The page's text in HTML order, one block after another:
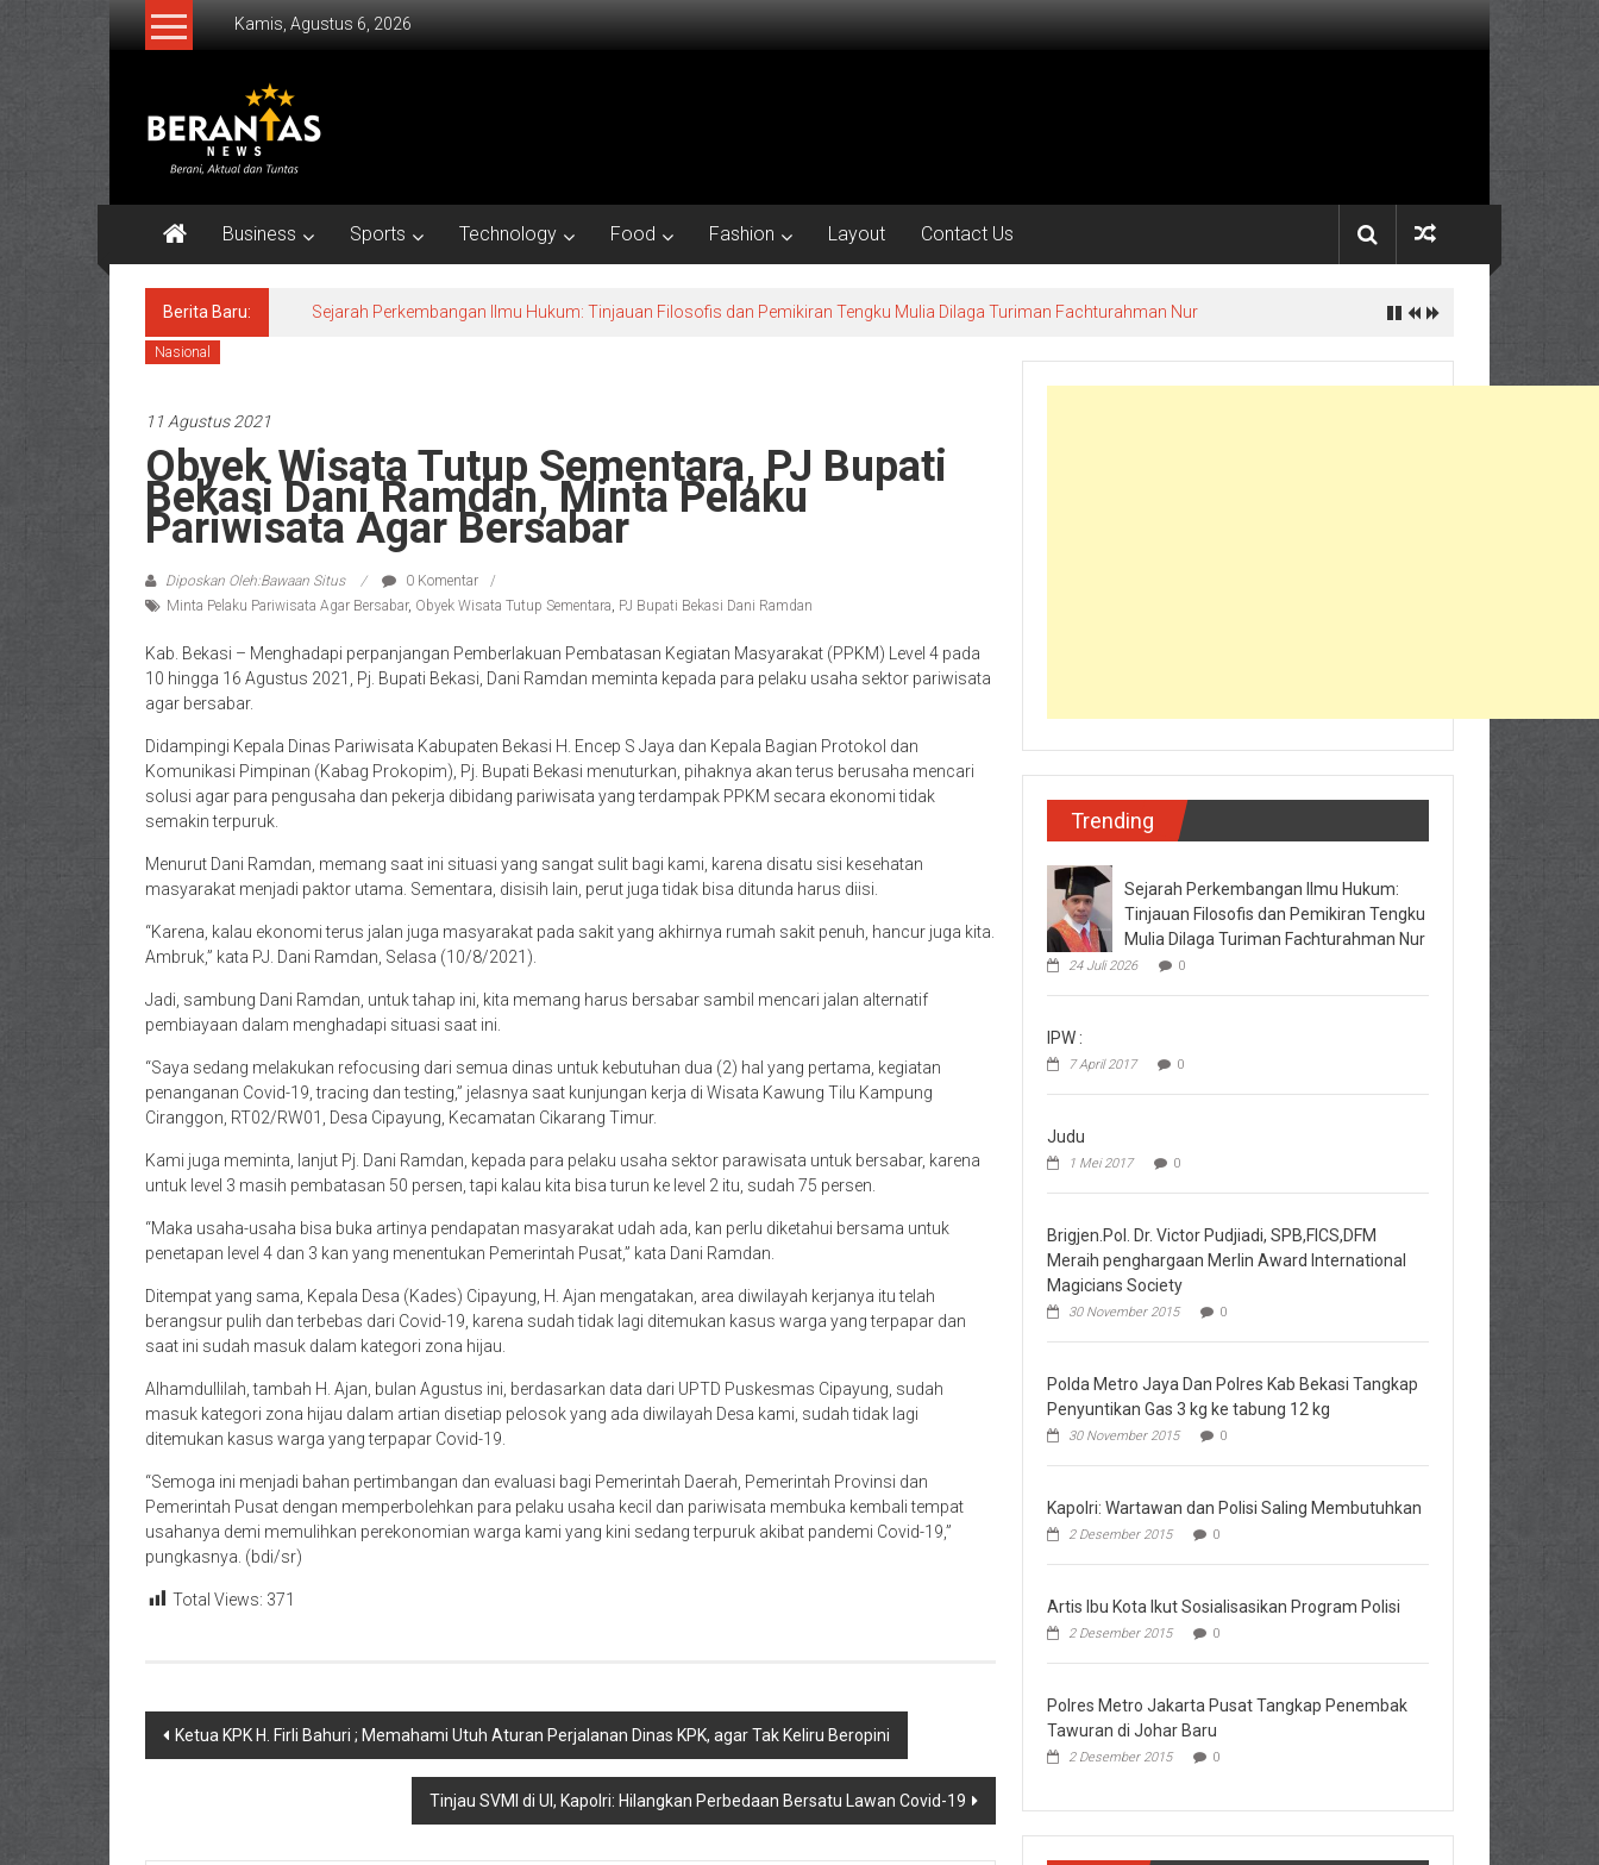
Lompat
Kamis, Agustus 6, 2026
BERANTAS
NEWS
Tuntas.
Business Sports Technology Food Fashion Layout Contact Us
Berita Baru: Sejarah Perkembangan Ilmu Hukum: Tinjauan Filosofis dan Pemikiran Tengku Mulia Dilaga Turiman Fachturahman Nur
Nasional
11 Agustus 2021
Obyek Wisata Tutup Sementara, PJ Bupati
Bekasi Dani Ramdan, Minta Pelaku
Pariwisata Agar Bersabar
Diposkan Oleh:Bawaan Situs
0 Komentar
Minta Pelaku Pariwisata Agar Bersabar, Obyek Wisata Tutup Sementara, PJ Bupati Bekasi Dani Ramdan
Kab. Bekasi – Menghadapi perpanjangan Pemberlakuan Pembatasan Kegiatan Masyarakat (PPKM) Level 4 pada
10 hingga 16 Agustus 2021, Pj. Bupati Bekasi, Dani Ramdan meminta kepada para pelaku usaha sektor pariwisata
agar bersabar.
Didampingi Kepala Dinas Pariwisata Kabupaten Bekasi H. Encep S Jaya dan Kepala Bagian Protokol dan
Komunikasi Pimpinan (Kabag Prokopim), Pj. Bupati Bekasi menuturkan, pihaknya akan terus berusaha mencari
solusi agar para pengusaha dan pekerja dibidang pariwisata yang terdampak PPKM secara ekonomi tidak
semakin terpuruk.
Menurut Dani Ramdan, memang saat ini situasi yang sangat sulit bagi kami, karena disatu sisi kesehatan
masyarakat menjadi paktor utama. Sementara, disisih lain, perut juga tidak bisa ditunda harus diisi.
“Karena, kalau ekonomi terus jalan juga masyarakat pada sakit yang akhirnya rumah sakit penuh, hancur juga kita.
Ambruk,” kata PJ. Dani Ramdan, Selasa (10/8/2021).
Jadi, sambung Dani Ramdan, untuk tahap ini, kita memang harus bersabar sambil mencari jalan alternatif
pembiayaan dalam menghadapi situasi saat ini.
“Saya sedang melakukan refocusing dari semua dinas untuk kebutuhan dua (2) hal yang pertama, kegiatan
penanganan Covid-19, tracing dan testing,” jelasnya saat kunjungan kerja di Wisata Kawung Tilu Kampung
Ciranggon, RT02/RW01, Desa Cipayung, Kecamatan Cikarang Timur.
Kami juga meminta, lanjut Pj. Dani Ramdan, kepada para pelaku usaha sektor parawisata untuk bersabar, karena
untuk level 3 masih pembatasan 50 persen, tapi kalau kita bisa turun ke level 2 itu, sudah 75 persen.
“Maka usaha-usaha bisa buka artinya pendapatan masyarakat udah ada, kan perlu diketahui bersama untuk
penetapan level 4 dan 3 kan yang menentukan Pemerintah Pusat,” kata Dani Ramdan.
Ditempat yang sama, Kepala Desa (Kades) Cipayung, H. Ajan mengatakan, area diwilayah kerjanya itu telah
berangsur pulih dan terbebas dari Covid-19, karena sudah tidak lagi ditemukan kasus warga yang terpapar dan
saat ini sudah masuk dalam kategori zona hijau.
Alhamdullilah, tambah H. Ajan, bulan Agustus ini, berdasarkan data dari UPTD Puskesmas Cipayung, sudah
masuk kategori zona hijau dalam artian disetiap pelosok yang ada diwilayah Desa kami, sudah tidak lagi
ditemukan kasus warga yang terpapar Covid-19.
“Semoga ini menjadi bahan pertimbangan dan evaluasi bagi Pemerintah Daerah, Pemerintah Provinsi dan
Pemerintah Pusat dengan memperbolehkan para pelaku usaha kecil dan pariwisata membuka kembali tempat
usahanya demi memulihkan perekonomian warga kami yang kini sedang terpuruk akibat pandemi Covid-19,”
pungkasnya. (bdi/sr)
Total Views: 371
Navigasi
Ketua KPK H. Firli Bahuri ; Memahami Utuh Aturan Perjalanan Dinas KPK, agar Tak Keliru Beropini
Tinjau SVMI di UI, Kapolri: Hilangkan Perbedaan Bersatu Lawan Covid-19
Trending
Sejarah Perkembangan Ilmu Hukum:
Tinjauan Filosofis dan Pemikiran Tengku
Mulia Dilaga Turiman Fachturahman Nur
24 Juli 2026 0
IPW :
7 April 2017 0
Judu
1 Mei 2017 0
Brigjen.Pol. Dr. Victor Pudjiadi, SPB,FICS,DFM
Meraih penghargaan Merlin Award International
Magicians Society
30 November 2015 0
Polda Metro Jaya Dan Polres Kab Bekasi Tangkap
Penyuntikan Gas 3 kg ke tabung 12 kg
30 November 2015 0
Kapolri: Wartawan dan Polisi Saling Membutuhkan
2 Desember 2015 0
Artis Ibu Kota Ikut Sosialisasikan Program Polisi
2 Desember 2015 0
Polres Metro Jakarta Pusat Tangkap Penembak
Tawuran di Johar Baru
2 Desember 2015 0